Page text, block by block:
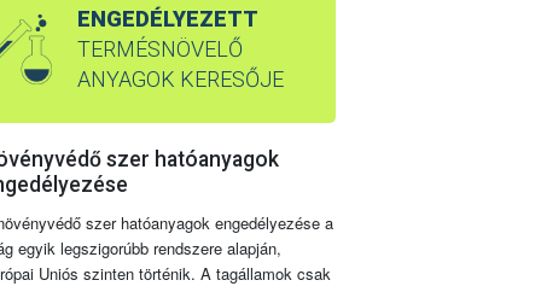
ENGEDÉLYEZETT
TERMÉSNÖVELŐ
ANYAGOK KERESŐJE
szer hatóanyagok
szer hatóanyagok engedélyezése a
egyik legszigorúbb rendszere alapján,
Uniós szinten történik. A tagállamok csak